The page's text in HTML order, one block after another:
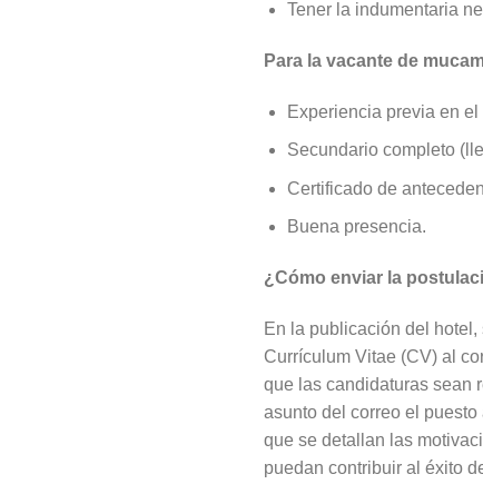
Tener la indumentaria
Para la vacante de
Experiencia previa en el
Secundario completo
Certificado de
Buena presencia.
¿Cómo enviar la
En la publicación del
Currículum Vitae (CV) al
que las candidaturas sean
asunto del correo el
que se detallan las
puedan contribuir al éxito